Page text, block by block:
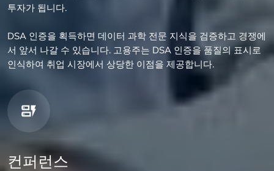
투자가 됩니다.
DSA 인증을 획득하면 데이터 과학 전문 지식을 검증하고 경쟁에
서 앞서 나갈 수 있습니다. 고용주는 DSA 인증을 품질의 표시로
인식하여 취업 시장에서 상당한 이점을 제공합니다.
컨퍼런스